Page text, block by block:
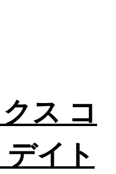
ス コ
イト